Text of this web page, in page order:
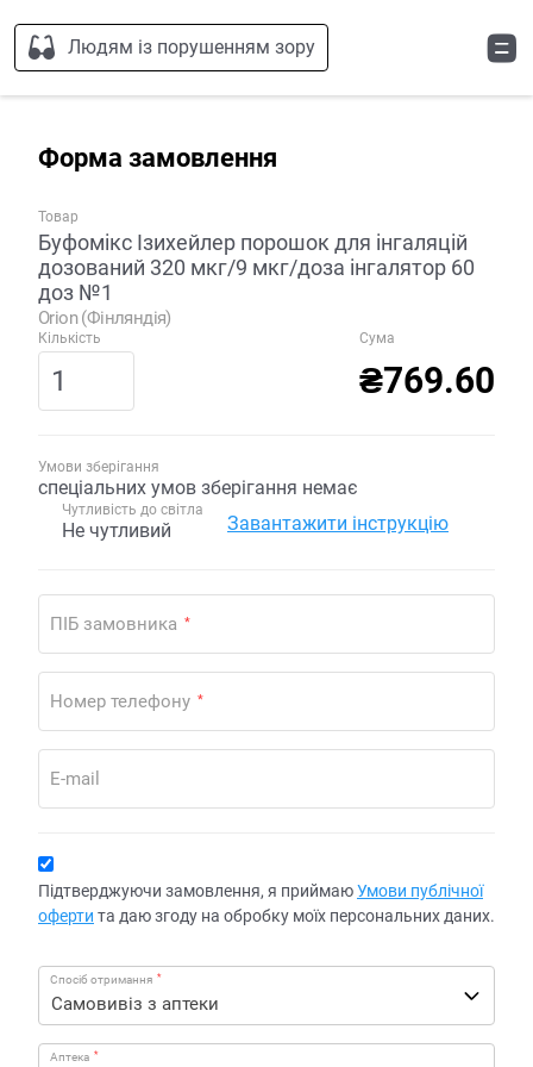
Людям із порушенням зору
Форма замовлення
Товар
Буфомікс Ізихейлер порошок для інгаляцій
дозований 320 мкг/9 мкг/доза інгалятор 60
доз №1
Orion (Фінляндія)
Кількість Сума
₴769.60
Умови зберігання
спеціальних умов зберігання немає
Чутливість до світла
Не чутливий Завантажити інструкцію
ПІБ замовника *
Номер телефону *
E-mail
Підтверджуючи замовлення, я приймаюУмови публічної
оферти та даю згоду на обробку моїх персональних даних.
Спосіб отримання *
Аптека *